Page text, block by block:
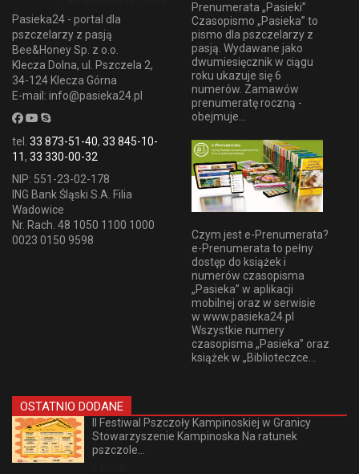
Pasieka24 - portal dla
pszczelarzy z pasją
Bee&Honey Sp. z o.o.
Klecza Dolna, ul. Pszczela 2,
34-124 Klecza Górna
E-mail: info@pasieka24.pl
tel. 33 873-51-40, 33 845-10-
11, 33 330-00-32
NIP: 551-23-02-178
ING Bank Śląski S.A. Filia
Wadowice
Nr. Rach. 48 1050 1100 1000
0023 0150 9598
Prenumerata „Pasieki”
Czasopismo „Pasieka” to
pismo dla pszczelarzy z
pasją. Wydawane jako
dwumiesięcznik w ciągu
roku ukazuje się 6
numerów. Zamawów
prenumeratę roczną -
obejmuje...
Czym jest e-Prenumerata?
e-Prenumerata to pełny
dostęp do książek i
numerów czasopisma
„Pasieka” w aplikacji
mobilnej oraz w serwisie
w www.pasieka24.pl
Wszystkie numery
czasopisma „Pasieka” oraz
książek w „Biblioteczce...
OSTATNIO DODANE
II Festiwal Pszczoły Kampinoskiej w Granicy
Stowarzyszenie Kampinoska Na ratunek
pszczole...